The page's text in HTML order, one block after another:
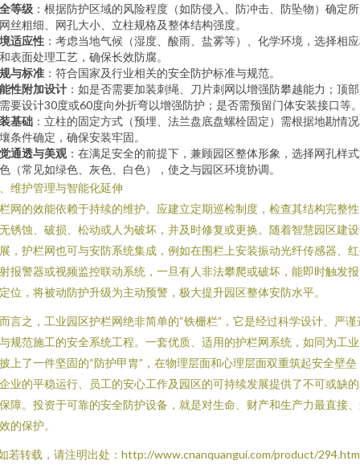
等级 ：根据防护区域的风险程度（如防侵入、防冲击、防坠物）确定
丝粗细、网孔大小、立柱规格及整体结构强度。
适应性 ：考虑当地气候（湿度、酸雨、盐雾等）、化学环境，选择相
表面处理工艺，确保长效防腐。
与标准 ：符合国家及行业相关的安全防护标准与规范。
性附加设计 ：如是否需要加装刺绳、刀片刺网以增强防攀越能力；顶
要设计30度或60度向外折弯以增强防护；是否需预留门体安装接口等
基础 ：立柱的固定方式（预埋、法兰盘底盘螺栓固定）需根据地勘情
条件确定，确保安装牢固。
通透与美观：在满足安全的前提下，兼顾园区整体形象，选择网孔样
（常见如绿色、灰色、白色），使之与园区环境协调。
维护管理与智能化延伸
网的效能依赖于持续的维护。应建立定期巡检制度，检查其结构完整
锈蚀、破损、松动或人为破坏，并及时修复或更换。随着智慧园区建
，护栏网也可与安防系统集成，例如在围栏上安装振动光纤传感器、
报警器或视频监控联动系统，一旦有人非法攀爬或破坏，能即时触发
位，将被动防护升级为主动预警，极大提升园区整体安防水平。
言之，工业园区护栏网绝非简单的“铁栅栏”，它是经过科学设计、严谨
规范施工的安全系统工程。一套优质、适用的护栏网系统，如同为工
上了一件坚固的“防护甲胄”，在物理层面和心理层面双重筑起安全壁垒
业的平稳运行、员工的安心工作及园区的可持续发展提供了不可或缺
障。投资于可靠的安全防护设备，就是对生命、财产和生产力最直接
的保护。
若转载，请注明出处：http://www.cnanquangui.com/product/